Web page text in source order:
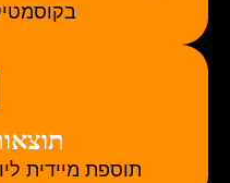
תוספת מיידית